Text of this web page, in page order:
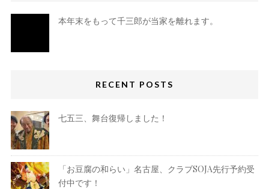
本年末をもって千三郎が当家を離れます。
RECENT POSTS
七五三、舞台復帰しました！
「お豆腐の和らい」名古屋、クラブSOJA先行予約受
付中です！